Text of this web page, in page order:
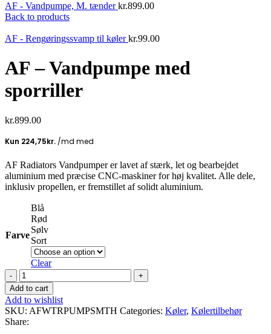
AF - Vandpumpe, M. tænderkr.899.00
Back to products
AF - Rengøringssvamp til kølerkr.99.00
AF – Vandpumpe med
sporriller
kr.899.00
AF Radiators Vandpumper er lavet af stærk, let og bearbejdet
aluminium med præcise CNC-maskiner for høj kvalitet. Alle dele,
inklusiv propellen, er fremstillet af solidt aluminium.
Farve
Blå
Rød
Sølv
Sort
Clear
AF
-
Vandpumpe
med
sporriller
quantity
Add to cart
Add to wishlist
SKU: AFWTRPUMPSMTH Categories: Køler, Kølertilbehør
Share: